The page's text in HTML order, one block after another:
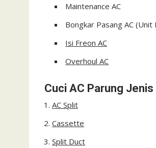
Maintenance AC
Bongkar Pasang AC (Unit
Isi Freon AC
Overhoul AC
Cuci AC Parung
AC Split
Cassette
Split Duct